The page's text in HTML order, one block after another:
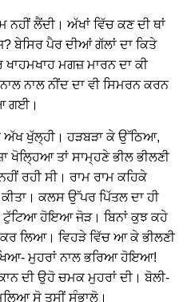
ਲੈਂਦੀ। ਅੱਖਾਂ ਵਿੱਚ ਕਣ ਦੀ ਥਾਂ
ਬੇਸਿਰ ਪੈਰ ਦੀਆਂ ਗੱਲਾਂ ਦਾ ਕਿਤੇ
ਮਗਜ਼ ਮਾਰਨ ਦਾ ਕੀ
ਨਾਲ ਨੀਂਦ ਦਾ ਵੀ ਸਿਮਰਨ ਕਰਨ
ਗਈ।
ਅੱਖ ਖੁੱਲ੍ਹੀ। ਹੜਬੜਾ ਕੇ ਉੱਠਿਆ,
ਤਾਂ ਸਾਮ੍ਹਣੇ ਭੀਲ ਭੀਲਣੀ
ਰਹੀ ਸੀ। ਰਾਮ ਰਾਮ ਕਹਿਕੇ
ਕਲਸ ਉੱਪਰ ਪਿੱਤਲ ਦਾ ਹੀ
ਟੁੱਟਿਆ ਹੋਇਆ ਜੋੜ। ਬਿਨਾਂ ਕੁਝ ਕਹੇ
ਲਿਆ। ਵਿਹੜੇ ਵਿੱਚ ਆ ਕੇ ਭੀਲਣੀ
ਮੁਹਰਾਂ ਨਾਲ ਭਰਿਆ ਹੋਇਆ!
ਦੀ ਉਹੋ ਚਮਕ ਮੁਹਰਾਂ ਦੀ। ਬੋਲੀ-
ਸੋ ਤੁਸੀਂ ਸੰਭਾਲੋ।